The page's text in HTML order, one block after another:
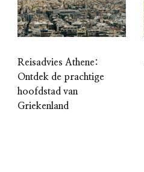
Reisadvies Athene:
Ontdek de prachtige
hoofdstad van
Griekenland